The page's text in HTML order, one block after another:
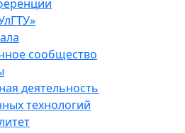
сообщество
деятельность
технологий